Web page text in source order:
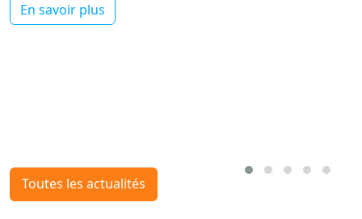
En savoir plus
Toutes les actualités